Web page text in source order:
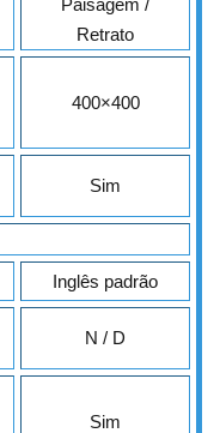
Retrato
400×400
Sim
Inglês padrão
N / D
Sim